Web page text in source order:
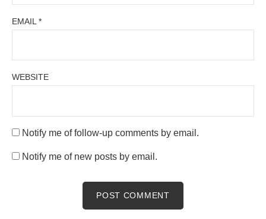
EMAIL *
WEBSITE
Notify me of follow-up comments by email.
Notify me of new posts by email.